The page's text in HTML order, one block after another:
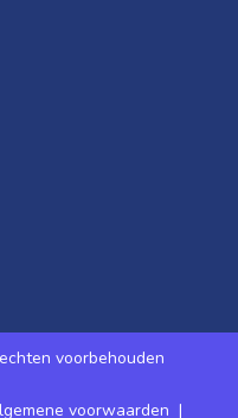
voorbehouden
voorwaarden |